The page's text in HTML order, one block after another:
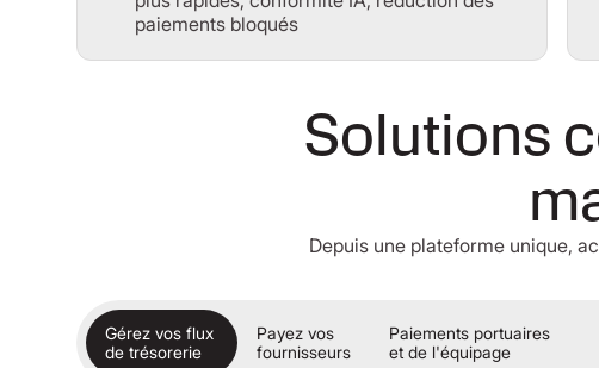
paiements bloqués
Solutions
Depuis une plateforme unique,
Gérez vos flux
de trésorerie
Payez vos
fournisseurs
Paiements portuaires
et de l'équipage